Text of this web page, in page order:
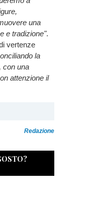
una
e tradizione".
vertenze
la
con una
attenzione il
Redazione